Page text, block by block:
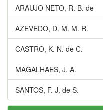
ARAUJO NETO, R. B. de
AZEVEDO, D. M. M. R.
CASTRO, K. N. de C.
MAGALHAES, J. A.
SANTOS, F. J. de S.